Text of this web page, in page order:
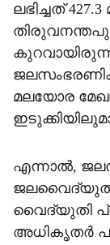
ലഭിച്ചത്
മലയോര
എന്നാൽ,
ജലവൈദ്യുതി
വൈദ്യുതി
അധികൃതർ